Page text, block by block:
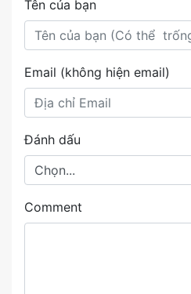
Tên của bạn
Email (không hiện email)
Đánh dấu
Comment